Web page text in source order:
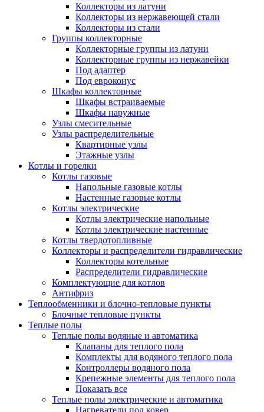
Коллекторы из латуни
Коллекторы из нержавеющей стали
Коллекторы из стали
Группы коллекторные
Коллекторные группы из латуни
Коллекторные группы из нержавейки
Под адаптер
Под евроконус
Шкафы коллекторные
Шкафы встраиваемые
Шкафы наружные
Узлы смесительные
Узлы распределительные
Квартирные узлы
Этажные узлы
Котлы и горелки
Котлы газовые
Напольные газовые котлы
Настенные газовые котлы
Котлы электрические
Котлы электрические напольные
Котлы электрические настенные
Котлы твердотопливные
Коллекторы и распределители гидравлические
Коллекторы котельные
Распределители гидравлические
Комплектующие для котлов
Антифриз
Теплообменники и блочно-тепловые пункты
Блочные тепловые пункты
Теплые полы
Теплые полы водяные и автоматика
Клапаны для теплого пола
Комплекты для водяного теплого пола
Контроллеры водяного пола
Крепежные элементы для теплого пола
Показать все
Теплые полы электрические и автоматика
Нагреватели под ковер